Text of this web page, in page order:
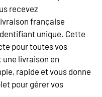
recevez
française
unique. Cette
pour toutes vos
livraison en
rapide et vous donne
pour gérer vos